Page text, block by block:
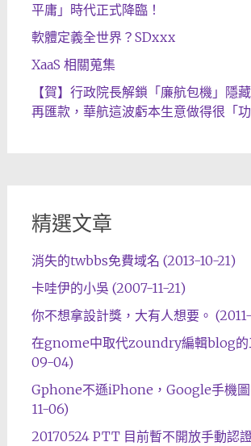
平庸」時代正式降臨！
軟體定義全世界？SDxxx
XaaS 相關蒐集
【賀】行政院長解鎖「廉航包機」隱
再匯款，華航這波虧本生意做得很「
精選文章
消失的twbbs免費域名 (2013-10-21)
卡哇伊的小吳 (2007-11-21)
你不想拿設計獎，大有人想要。
在gnome中取代zoundry編輯blog的
09-04)
Gphone不遜iPhone，Google手機
11-06)
20170524 PTT 目前暫不開放手動認